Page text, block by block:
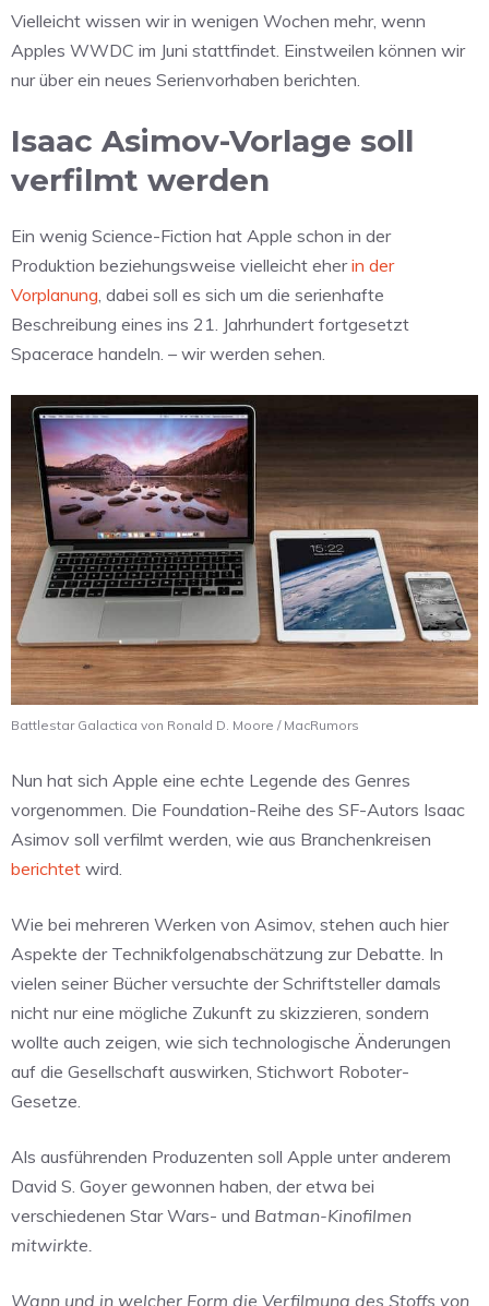
Vielleicht wissen wir in wenigen Wochen mehr, wenn
Apples WWDC im Juni stattfindet. Einstweilen können wir
nur über ein neues Serienvorhaben berichten.
Isaac Asimov-Vorlage soll
verfilmt werden
Ein wenig Science-Fiction hat Apple schon in der
Produktion beziehungsweise vielleicht eherin der
Vorplanung, dabei soll es sich um die serienhafte
Beschreibung eines ins 21. Jahrhundert fortgesetzt
Spacerace handeln. – wir werden sehen.
Battlestar Galactica von Ronald D. Moore / MacRumors
Nun hat sich Apple eine echte Legende des Genres
vorgenommen. Die Foundation-Reihe des SF-Autors Isaac
Asimov soll verfilmt werden, wie aus Branchenkreisen
berichtet wird.
Wie bei mehreren Werken von Asimov, stehen auch hier
Aspekte der Technikfolgenabschätzung zur Debatte. In
vielen seiner Bücher versuchte der Schriftsteller damals
nicht nur eine mögliche Zukunft zu skizzieren, sondern
wollte auch zeigen, wie sich technologische Änderungen
auf die Gesellschaft auswirken, Stichwort Roboter-
Gesetze.
Als ausführenden Produzenten soll Apple unter anderem
David S. Goyer gewonnen haben, der etwa bei
verschiedenen Star Wars- und Batman-Kinofilmen
mitwirkte.
Wann und in welcher Form die Verfilmung des Stoffs von